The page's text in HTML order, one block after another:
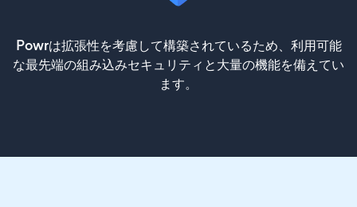
Powrは拡張性を考慮して構築されているため、利用可能
な最先端の組み込みセキュリティと大量の機能を備えてい
ます。